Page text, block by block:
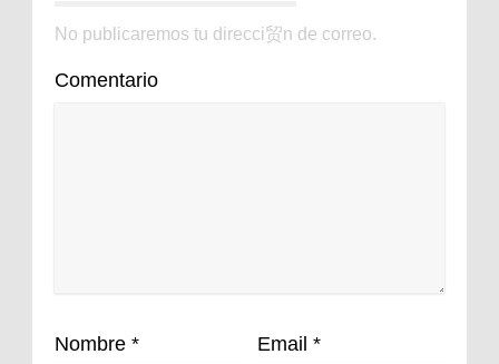
No publicaremos tu direcci贸n de correo.
Comentario
Nombre * Email *